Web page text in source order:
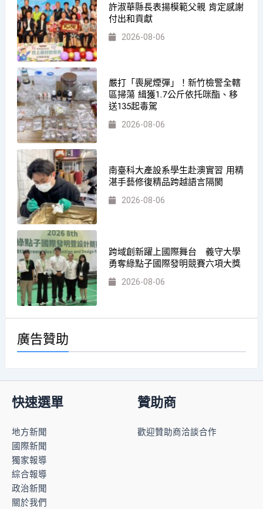
許淑華縣長表揚模範父親 肯定感謝
付出和貢獻
2026-08-06
嚴打「喪屍煙彈」！新竹檢警全轄
區掃蕩 緝獲1.7公斤依托咪酯、移
送135起毒駕
2026-08-06
南臺科大產設系學生赴澳實習 用精
湛手藝修復精品跨越語言隔閡
2026-08-06
跨域創新躍上國際舞台 義守大學
勇奪綠點子國際發明競賽六項大獎
2026-08-06
廣告贊助
快速選單
地方新聞
國際新聞
獨家報導
綜合報導
政治新聞
關於我們
贊助商
歡迎贊助商洽談合作